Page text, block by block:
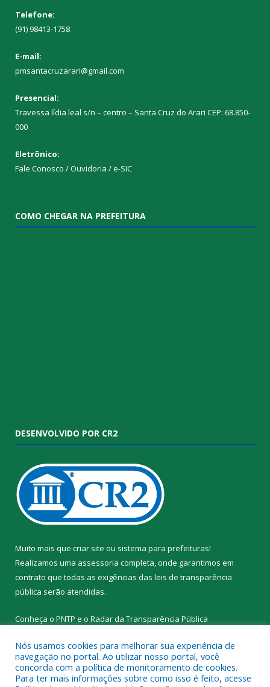
Telefone:
(91) 98413-1758
E-mail:
pmsantacruzarari@gmail.com
Presencial:
Travessa lídia leal s/n – centro – Santa Cruz do Arari CEP: 68.850-
000
Eletrônico:
Fale Conosco / Ouvidoria / e-SIC
COMO CHEGAR NA PREFEITURA
DESENVOLVIDO POR CR2
Muito mais que criar site ou sistema para prefeituras!
Realizamos uma assessoria completa, onde garantimos em
contrato que todas as exigências das leis de transparência
pública serão atendidas.
Conheça o PNTP e o Radar da Transparência Pública
Todos os direitos reservados a Prefeitura Municipal de Santa
Nós usamos cookies para melhorar sua experiência de
navegação no portal. Ao utilizar nosso portal, você
concorda com a política de monitoramento de cookies.
Para ter mais informações sobre como isso é feito, acesse